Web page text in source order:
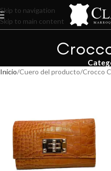
Skip to navigation
Skip to main content
Inicio Cuero del producto Crocco